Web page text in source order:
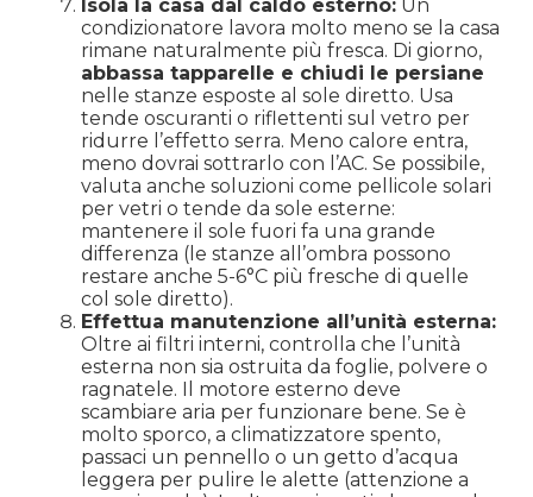
Isola la casa dal caldo esterno: Un
condizionatore lavora molto meno se la casa
rimane naturalmente più fresca. Di giorno,
abbassa tapparelle e chiudi le persiane
nelle stanze esposte al sole diretto. Usa
tende oscuranti o riflettenti sul vetro per
ridurre l’effetto serra. Meno calore entra,
meno dovrai sottrarlo con l’AC. Se possibile,
valuta anche soluzioni come pellicole solari
per vetri o tende da sole esterne:
mantenere il sole fuori fa una grande
differenza (le stanze all’ombra possono
restare anche 5-6°C più fresche di quelle
col sole diretto).
Effettua manutenzione all’unità esterna:
Oltre ai filtri interni, controlla che l’unità
esterna non sia ostruita da foglie, polvere o
ragnatele. Il motore esterno deve
scambiare aria per funzionare bene. Se è
molto sporco, a climatizzatore spento,
passaci un pennello o un getto d’acqua
leggera per pulire le alette (attenzione a